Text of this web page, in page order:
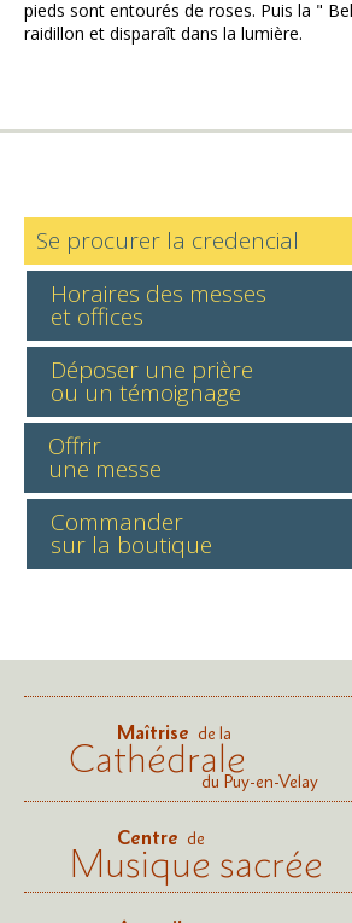
pieds sont entourés de roses. Puis la "
raidillon et disparaît dans la lumière.
Se procurer la credencial
Horaires des messes
et offices
Déposer une prière
ou un témoignage
Offrir
une messe
Commander
sur la boutique
Maîtrise de la
Cathédraledu Puy-en-Velay
Centre de
Musique sacrée